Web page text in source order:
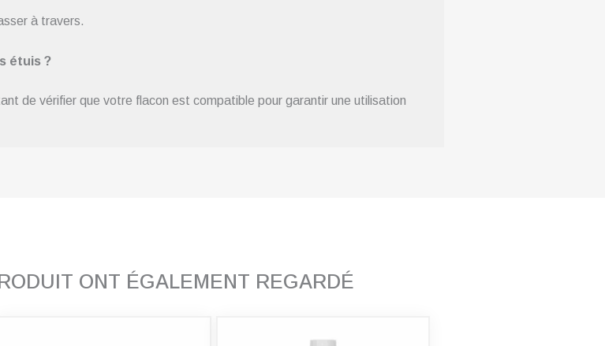
à travers.
étuis ?
de vérifier que votre flacon est compatible pour garantir une utilisation
ONT ÉGALEMENT REGARDÉ